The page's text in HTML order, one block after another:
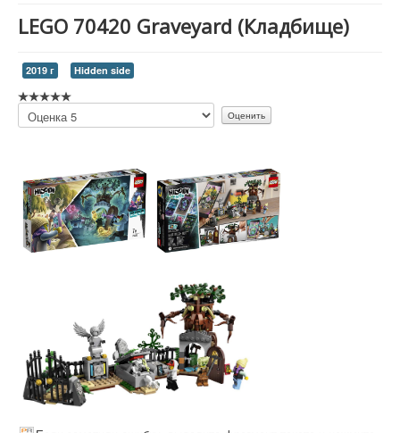
LEGO 70420 Graveyard (Кладбище)
2019 г Hidden side
Пожалуйста,
оцените